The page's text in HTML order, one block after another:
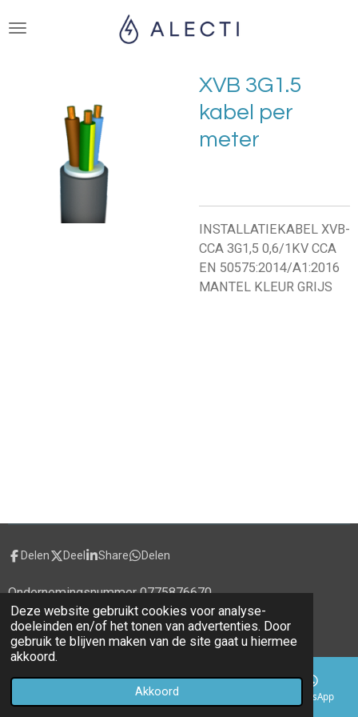
Deze website gebruikt cookies voor analyse-
doeleinden en/of het tonen van advertenties. Door
gebruik te blijven maken van de site gaat u hiermee
akkoord.
Akkoord
direct
XVB 3G1.5
kabel per
meter
INSTALLATIEKABEL XVB-
CCA 3G1,5 0,6/1KV CCA
EN 50575:2014/A1:2016
MANTEL KLEUR GRIJS
Delen Deel Share Delen
Ondernemingsnummer 0775876670
© 2020 - 2026 alecti.be
Powered byJouwWeb
Telefoonnummer WhatsApp